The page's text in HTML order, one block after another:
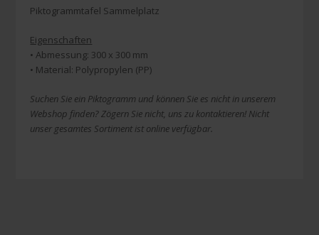
Piktogrammtafel Sammelplatz
Eigenschaften
• Abmessung: 300 x 300 mm
• Material: Polypropylen (PP)
Suchen Sie ein Piktogramm und können Sie es nicht in unserem
Webshop finden? Zögern Sie nicht, uns zu kontaktieren! Nicht
unser gesamtes Sortiment ist online verfügbar.